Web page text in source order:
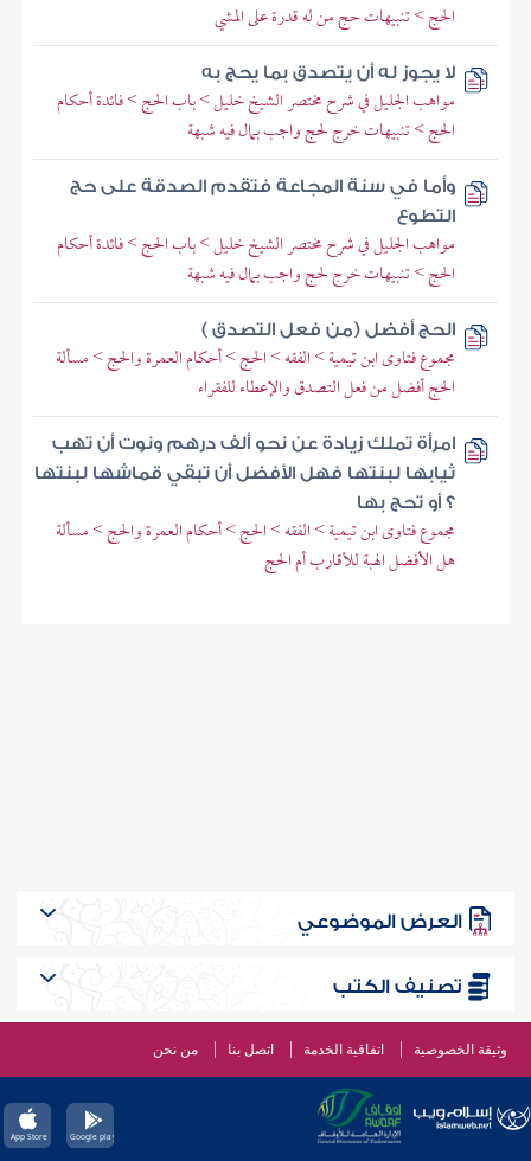
الحج > تنبيهات حج من له قدرة على المشي
لا يجوز له أن يتصدق بما يحج به
مواهب الجليل في شرح مختصر الشيخ خليل > باب الحج > فائدة أحكام
الحج > تنبيهات خرج لحج واجب بمال فيه شبهة
وأما في سنة المجاعة فتقدم الصدقة على حج
التطوع
مواهب الجليل في شرح مختصر الشيخ خليل > باب الحج > فائدة أحكام
الحج > تنبيهات خرج لحج واجب بمال فيه شبهة
الحج أفضل (من فعل التصدق )
مجموع فتاوى ابن تيمية > الفقه > الحج > أحكام العمرة والحج > مسألة
الحج أفضل من فعل التصدق والإعطاء للفقراء
امرأة تملك زيادة عن نحو ألف درهم ونوت أن تهب
ثيابها لبنتها فهل الأفضل أن تبقي قماشها لبنتها
؟ أو تحج بها
مجموع فتاوى ابن تيمية > الفقه > الحج > أحكام العمرة والحج > مسألة
هل الأفضل الهبة للأقارب أم الحج
العرض الموضوعي
تصنيف الكتب
وثيقة الخصوصية اتفاقية الخدمة اتصل بنا من نحن